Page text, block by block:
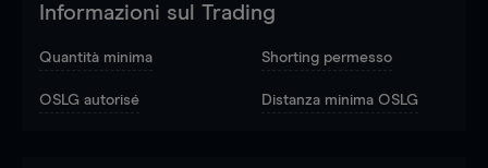
Informazioni sul Trading
Quantità minima Shorting permesso
OSLG autorisé Distanza minima OSLG